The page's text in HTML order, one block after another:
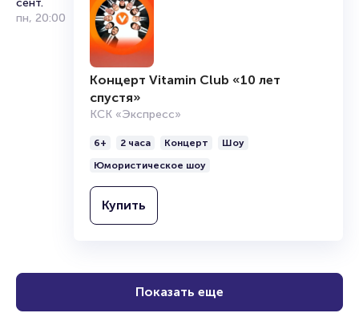
пн, 20:00
Концерт Vitamin Club «10 лет
спустя»
КСК «Экспресс»
6+ 2 часа Концерт
Шоу
Юмористическое шоу
Купить
Показать еще